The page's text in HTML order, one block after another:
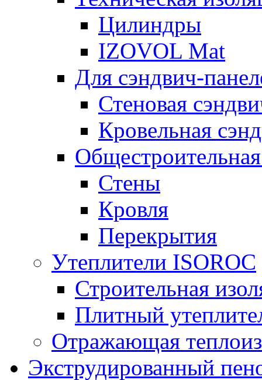
Цилиндры
IZOVOL Mat
Для сэндвич-
Стеновая
Кровельная
Стены
Кровля
Перекрытия
Утеплители ISOROC
Строительная
Плитный
Отражающая
Экструдированный